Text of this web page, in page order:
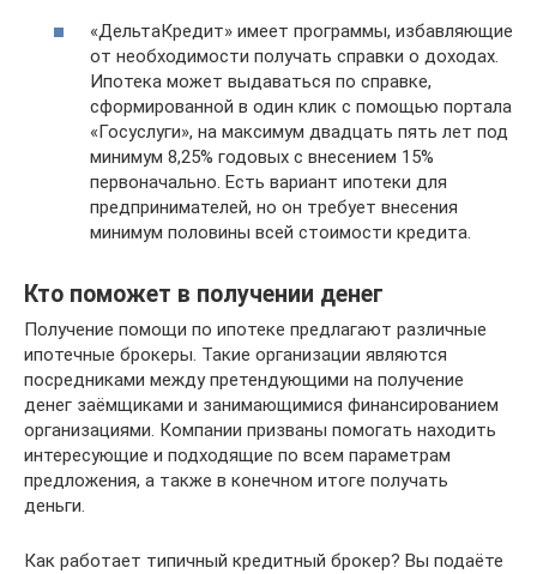
«ДельтаКредит» имеет программы, избавляющие
от необходимости получать справки о доходах.
Ипотека может выдаваться по справке,
сформированной в один клик с помощью портала
«Госуслуги», на максимум двадцать пять лет под
минимум 8,25% годовых с внесением 15%
первоначально. Есть вариант ипотеки для
предпринимателей, но он требует внесения
минимум половины всей стоимости кредита.
Кто поможет в получении денег
Получение помощи по ипотеке предлагают различные
ипотечные брокеры. Такие организации являются
посредниками между претендующими на получение
денег заёмщиками и занимающимися финансированием
организациями. Компании призваны помогать находить
интересующие и подходящие по всем параметрам
предложения, а также в конечном итоге получать
деньги.
Как работает типичный кредитный брокер? Вы подаёте